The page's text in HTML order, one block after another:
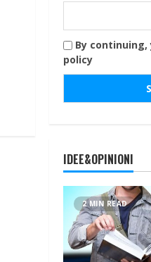
By continuing,
policy
IDEE&OPINIONI
2 MIN READ